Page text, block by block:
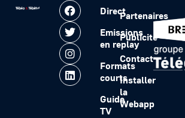
Direct
Emissions
en replay
Formats
courts
Guide
TV
Partenaires
Publicité
Contact
Installer
la
Webapp